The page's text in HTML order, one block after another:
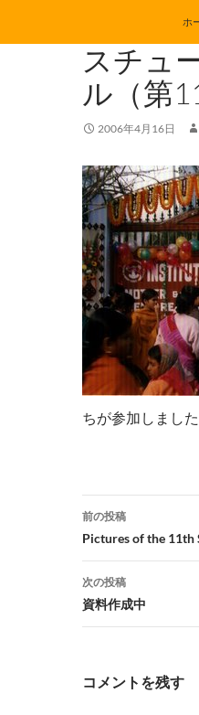
ホ
スチュ
ル（第
2006年4月16日
ちが参加しました
投
稿
ナ
ビ
ゲ
前の投稿
Pictures of the 11th
次の投稿
資料作成中
コメントを残す